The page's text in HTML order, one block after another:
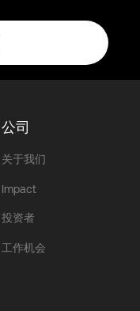
公司
关于我们
Impact
投资者
工作机会